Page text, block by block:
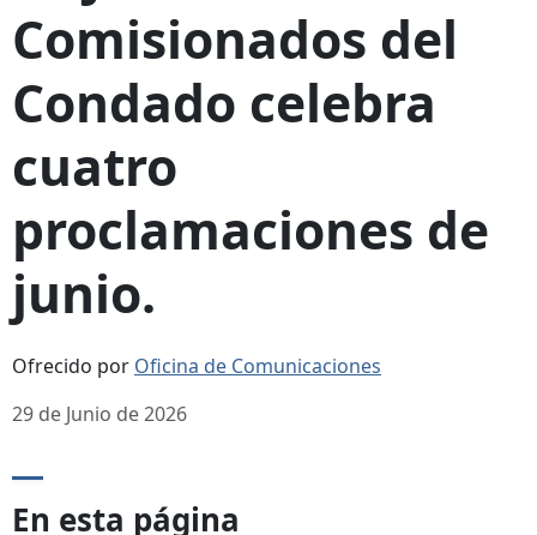
Comisionados del
Condado celebra
cuatro
proclamaciones de
junio.
Ofrecido por Oficina de Comunicaciones
29 de Junio de 2026
En esta página